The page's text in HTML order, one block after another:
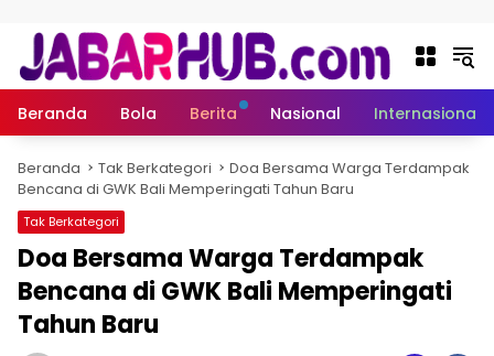
Beranda Bola Berita Nasional Internasional
Beranda Tak Berkategori
Doa Bersama Warga Terdampak
Bencana di GWK Bali Memperingati Tahun Baru
Tak Berkategori
Doa Bersama Warga Terdampak
Bencana di GWK Bali Memperingati
Tahun Baru